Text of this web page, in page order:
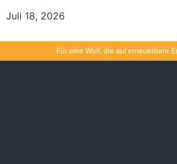
Juli 18, 2026
Für eine Welt, die auf erneuerbare